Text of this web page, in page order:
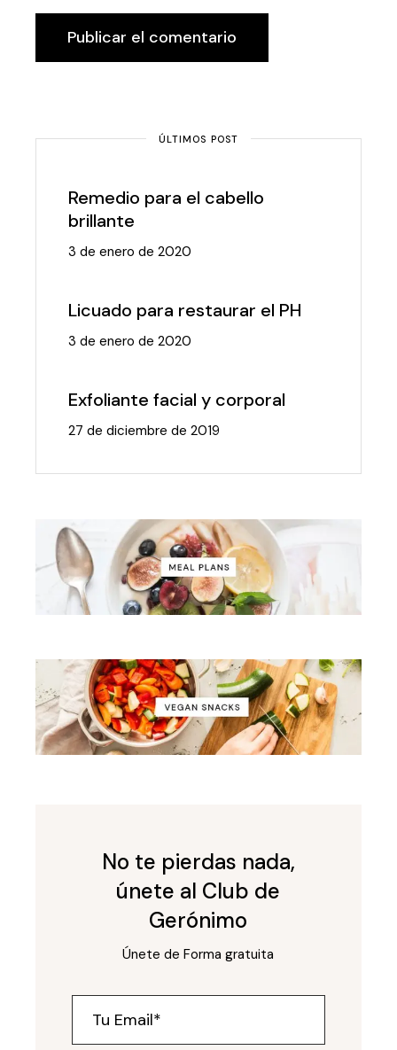
Publicar el comentario
ÚLTIMOS POST
Remedio para el cabello
brillante
3 de enero de 2020
Licuado para restaurar el PH
3 de enero de 2020
Exfoliante facial y corporal
27 de diciembre de 2019
No te pierdas nada,
únete al Club de
Gerónimo
Únete de Forma gratuita